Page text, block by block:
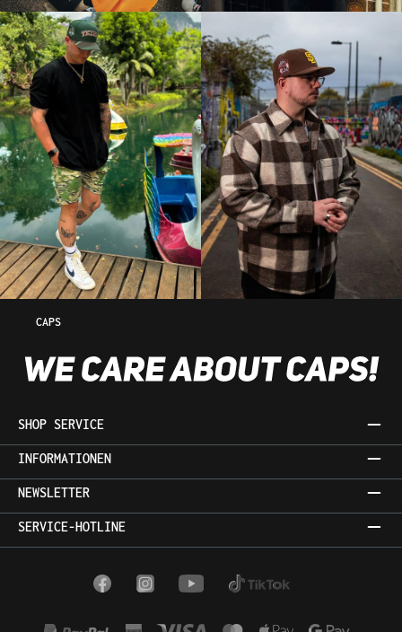
CAPS
SHOP SERVICE
INFORMATIONEN
NEWSLETTER
SERVICE-HOTLINE